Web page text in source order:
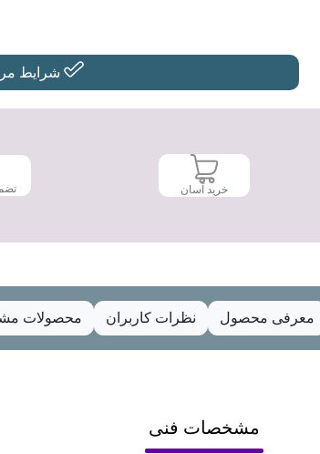
شرایط
خرید آسان
معرفی محصول نظرات کاربران محصولات
مشخصات فنی